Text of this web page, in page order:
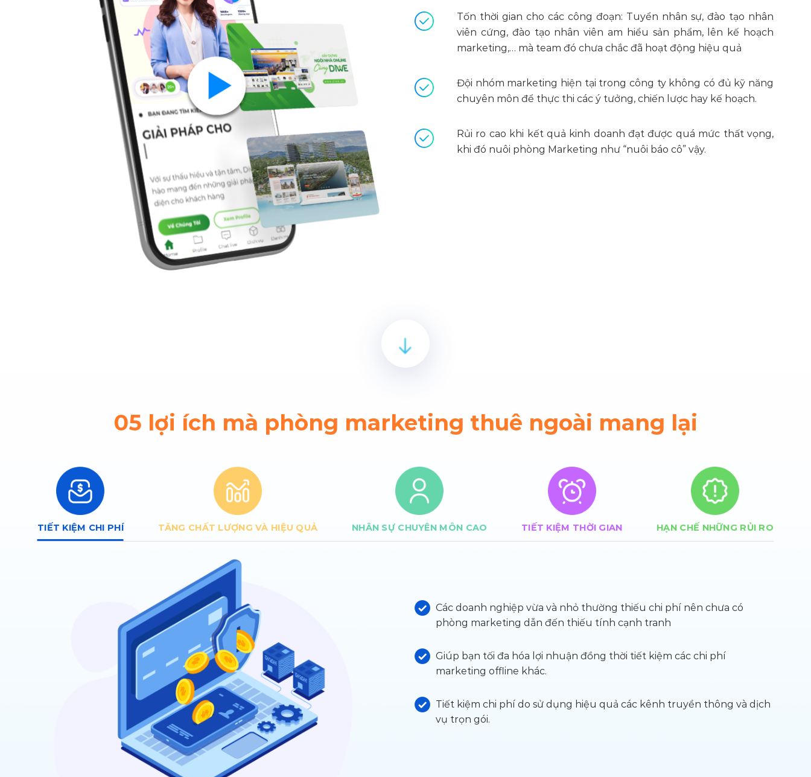
Tốn thời gian cho các công đoạn: Tuyển nhân sự, đào tạo nhân
viên cứng, đào tạo nhân viên am hiểu sản phẩm, lên kế hoạch
marketing,… mà team đó chưa chắc đã hoạt động hiệu quả
Đội nhóm marketing hiện tại trong công ty không có đủ kỹ năng
chuyên môn để thực thi các ý tưởng, chiến lược hay kế hoạch.
Rủi ro cao khi kết quả kinh doanh đạt được quá mức thất vọng,
khi đó nuôi phòng Marketing như “nuôi báo cô” vậy.
05 lợi ích mà phòng marketing thuê ngoài mang lại
TIẾT KIỆM CHI PHÍ TĂNG CHẤT LƯỢNG VÀ HIỆU QUẢ NHÂN SỰ CHUYÊN MÔN CAO TIẾT KIỆM THỜI GIAN HẠN CHẾ NHỮNG RỦI RO
Các doanh nghiệp vừa và nhỏ thường thiếu chi phí nên chưa có
phòng marketing dẫn đến thiếu tính cạnh tranh
Giúp bạn tối đa hóa lợi nhuận đồng thời tiết kiệm các chi phí
marketing offline khác.
Tiết kiệm chi phí do sử dụng hiệu quả các kênh truyền thông và dịch
vụ trọn gói.